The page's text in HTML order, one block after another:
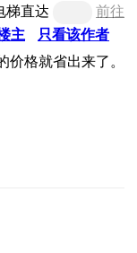
梯直达
前往
主
只看该作者
格就省出来了。